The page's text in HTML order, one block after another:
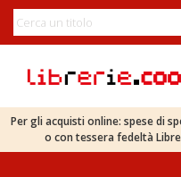
Per gli acquisti online: spese di
o con tessera fedeltà